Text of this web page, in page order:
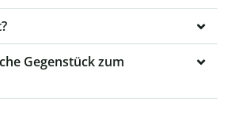
Gegenstück zum